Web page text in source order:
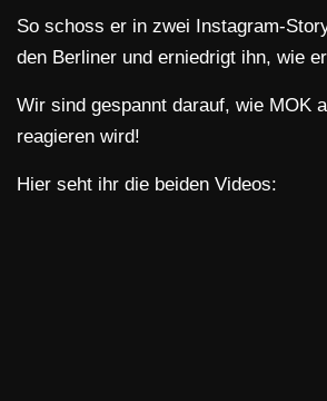
So schoss er in zwei Instagram-
den Berliner und erniedrigt ihn, wie
Wir sind gespannt darauf, wie MOK
reagieren wird!
Hier seht ihr die beiden Videos: